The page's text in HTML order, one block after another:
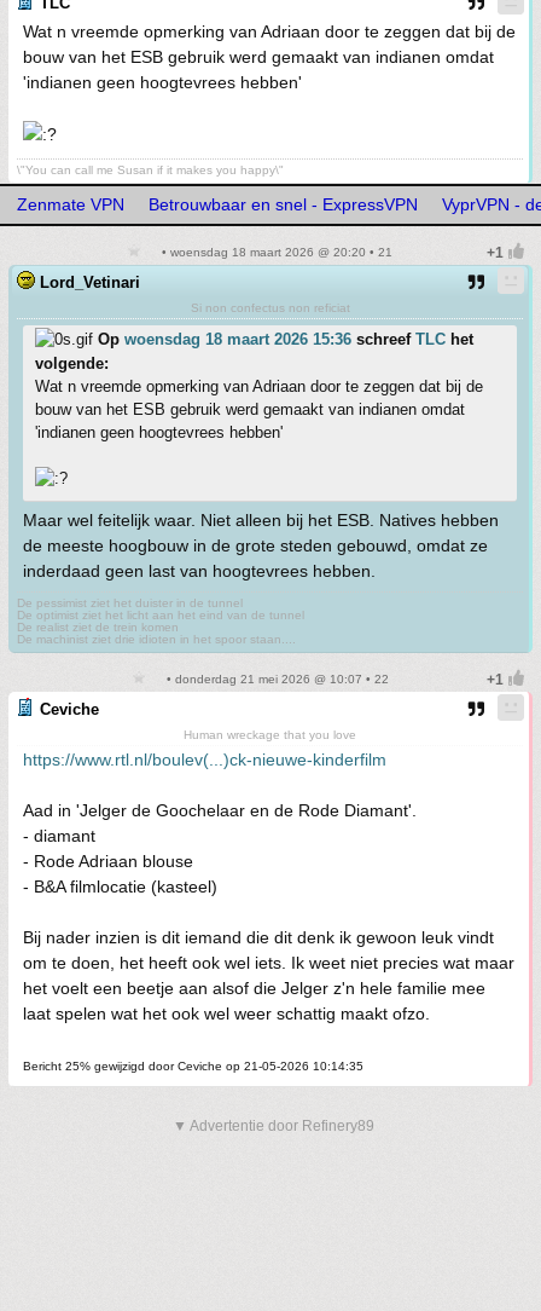
Wat n vreemde opmerking van Adriaan door te zeggen dat bij de
bouw van het ESB gebruik werd gemaakt van indianen omdat
'indianen geen hoogtevrees hebben'
\"You can call me Susan if it makes you happy\"
Zenmate VPN Betrouwbaar en snel - ExpressVPN VyprVPN -
• woensdag 18 maart 2026 @ 20:20 • 21
Lord_Vetinari
Si non confectus non reficiat
Op woensdag 18 maart 2026 15:36 schreef TLC het
volgende:
Wat n vreemde opmerking van Adriaan door te zeggen dat bij de
bouw van het ESB gebruik werd gemaakt van indianen omdat
'indianen geen hoogtevrees hebben'
Maar wel feitelijk waar. Niet alleen bij het ESB. Natives hebben
de meeste hoogbouw in de grote steden gebouwd, omdat ze
inderdaad geen last van hoogtevrees hebben.
De pessimist ziet het duister in de tunnel
De optimist ziet het licht aan het eind van de tunnel
De realist ziet de trein komen
De machinist ziet drie idioten in het spoor staan....
• donderdag 21 mei 2026 @ 10:07 • 22
Ceviche
Human wreckage that you love
https://www.rtl.nl/boulev(...)ck-nieuwe-kinderfilm
Aad in 'Jelger de Goochelaar en de Rode Diamant'.
- diamant
- Rode Adriaan blouse
- B&A filmlocatie (kasteel)
Bij nader inzien is dit iemand die dit denk ik gewoon leuk vindt
om te doen, het heeft ook wel iets. Ik weet niet precies wat maar
het voelt een beetje aan alsof die Jelger z'n hele familie mee
laat spelen wat het ook wel weer schattig maakt ofzo.
Bericht 25% gewijzigd door Ceviche op 21-05-2026 10:14:35
▼ Advertentie door Refinery89